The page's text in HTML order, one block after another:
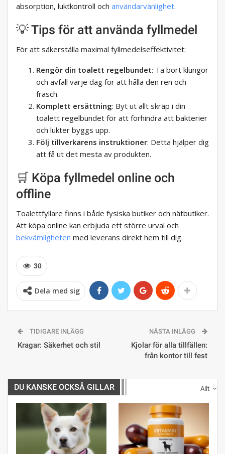
absorption, luktkontroll och användarvänlighet.
💡 Tips för att använda fyllmedel
För att säkerställa maximal fyllmedelseffektivitet:
Rengör din toalett regelbundet: Ta bort klungor
och avfall varje dag för att hålla den ren och
fräsch.
Komplett ersättning: Byt ut allt skräp i din
toalett regelbundet för att förhindra att bakterier
och lukter byggs upp.
Följ tillverkarens instruktioner: Detta hjälper dig
att få ut det mesta av produkten.
🛒 Köpa fyllmedel online och
offline
Toalettfyllare finns i både fysiska butiker och nätbutiker.
Att köpa online kan erbjuda ett större urval och
bekvämligheten med leverans direkt hem till dig.
30
Dela med sig
TIDIGARE INLÄGG
Kragar: Säkerhet och stil
NÄSTA INLÄGG
Kjolar för alla tillfällen:
från kontor till fest
Allt
DU KANSKE OCKSÅ GILLAR